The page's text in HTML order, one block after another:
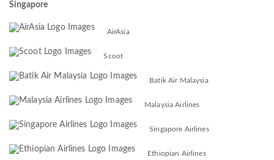
Singapore
AirAsia
Scoot
Batik Air Malaysia
Malaysia Airlines
Singapore Airlines
Ethiopian Airlines